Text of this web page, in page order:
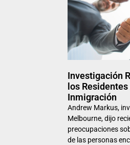
Investigación
los
Inmigración
Andrew Markus,
Melbourne, dijo
preocupaciones
de las personas